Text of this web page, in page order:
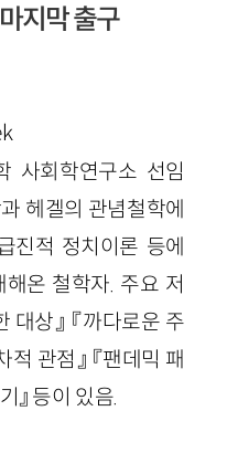
지막 출구
사회학연구소 선임
헤겔의 관념철학에
진적 정치이론 등에
온 철학자. 주요 저
대상』 『까다로운 주
적 관점』 『팬데믹 패
』 등이 있음.